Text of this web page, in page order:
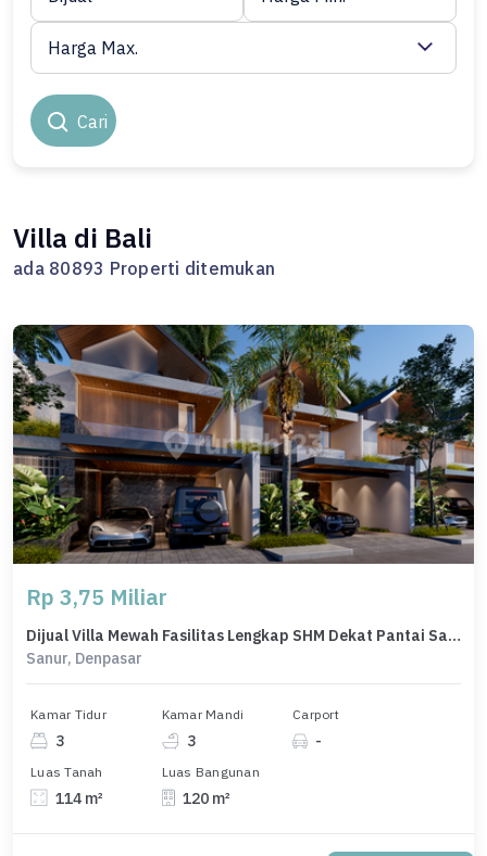
Cari
Harga Max.
Villa di Bali
ada 80893 Properti ditemukan
Rp 3,75 Miliar
Dijual Villa Mewah Fasilitas Lengkap SHM Dekat Pantai Sanur Bali
Sanur, Denpasar
Kamar Tidur
3
Kamar Mandi
3
Carport
-
Luas Tanah
114 m²
Luas Bangunan
120 m²